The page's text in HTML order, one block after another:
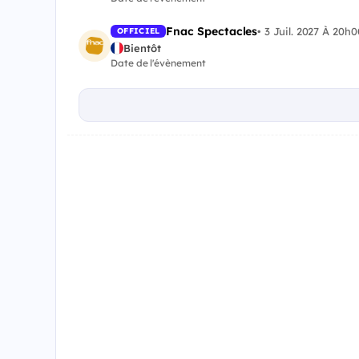
OFFICIEL Fnac Spectacles•3 Juil. 2027 À
Bientôt
Date de l'évènement